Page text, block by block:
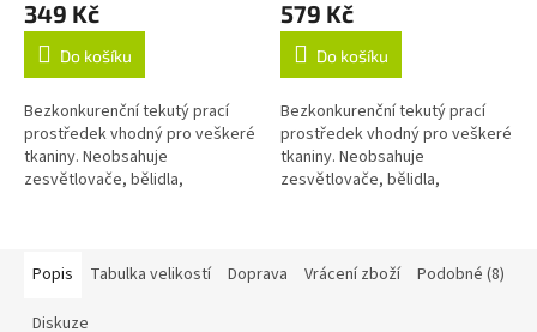
349 Kč
Do košíku
Bezkonkurenční tekutý prací
prostředek vhodný pro veškeré
tkaniny. Neobsahuje
zesvětlovače, bělidla,
579 Kč
Do košíku
Bezkonkurenční tekutý prací
prostředek vhodný pro veškeré
tkaniny. Neobsahuje
zesvětlovače, bělidla,
Popis
Tabulka velikostí Doprava Vrácení zboží Podobné (8)
Diskuze